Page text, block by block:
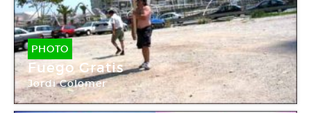
PHOTO
Fuego Gratis
Jordi Colomer